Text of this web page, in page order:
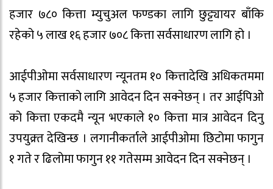
हजार ७८० कित्ता म्युचुअल फण्डका लागि छुट्ट्यायर बाँकि
रहेको ५ लाख १६ हजार ७०८ कित्ता सर्वसाधारण लागि हो ।
आईपीओमा सर्वसाधारण न्यूनतम १० कित्तादेखि अधिकतममा
५ हजार कित्ताको लागि आवेदन दिन सक्नेछन् । तर आईपिओ
को कित्ता एकदमै न्यून भएकाले १० कित्ता मात्र आवेदन दिनु
उपयुक्र्त देखिन्छ । लगानीकर्ताले आईपीओमा छिटोमा फागुन
१ गते र ढिलोमा फागुन ११ गतेसम्म आवेदन दिन सक्नेछन् ।